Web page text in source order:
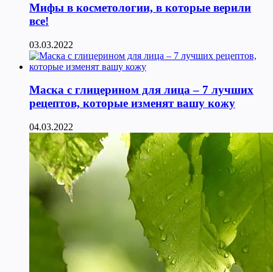
Мифы в косметологии, в которые верили
все!
03.03.2022
Маска с глицерином для лица – 7 лучших
рецептов, которые изменят вашу кожу
04.03.2022